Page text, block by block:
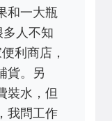
和一大瓶
人不知
利商店，
貨。另
裝水，但
我問工作